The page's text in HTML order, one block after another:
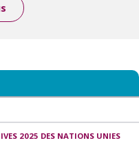
2025 DES NATIONS UNIES